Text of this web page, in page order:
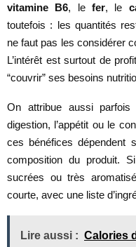
vitamine B6, lefer, le
toutefois : les quantités
ne faut pas les considérer
L’intérêt est surtout de
“couvrir” ses besoins
On attribue aussi
digestion, l’appétit ou le
ces bénéfices dépendent
composition du produit.
sucrées ou très
courte, avec une liste
Lire aussi : Calories